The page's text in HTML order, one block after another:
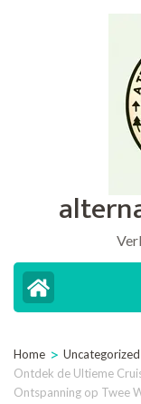
Home > Uncategorized
Ontdek de Ultieme
Ontspanning op Twee